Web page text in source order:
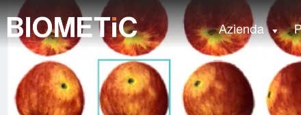
Azienda